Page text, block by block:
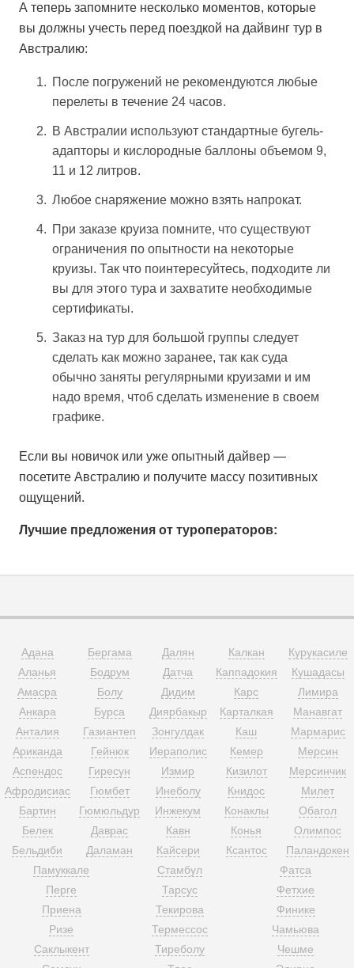
А теперь запомните несколько моментов, которые
вы должны учесть перед поездкой на дайвинг тур в
Австралию:
После погружений не рекомендуются любые
перелеты в течение 24 часов.
В Австралии используют стандартные бугель-
адапторы и кислородные баллоны объемом 9,
11 и 12 литров.
Любое снаряжение можно взять напрокат.
При заказе круиза помните, что существуют
ограничения по опытности на некоторые
круизы. Так что поинтересуйтесь, подходите ли
вы для этого тура и захватите необходимые
сертификаты.
Заказ на тур для большой группы следует
сделать как можно заранее, так как суда
обычно заняты регулярными круизами и им
надо время, чтоб сделать изменение в своем
графике.
Если вы новичок или уже опытный дайвер —
посетите Австралию и получите массу позитивных
ощущений.
Лучшие предложения от туроператоров:
Адана
Аланья
Амасра
Анкара
Анталия
Ариканда
Аспендос
Афродисиас
Бартин
Белек
Бельдиби
Бергама
Бодрум
Болу
Бурса
Газиантеп
Гейнюк
Гиресун
Гюмбет
Гюмюльдур
Даврас
Даламан
Далян
Датча
Дидим
Диярбакыр
Зонгулдак
Иераполис
Измир
Инеболу
Инжекум
Кавн
Кайсери
Калкан
Каппадокия
Карс
Карталкая
Каш
Кемер
Кизилот
Книдос
Конаклы
Конья
Ксантос
Курукасиле
Кушадасы
Лимира
Манавгат
Мармарис
Мерсин
Мерсинчик
Милет
Обагол
Олимпос
Паландокен
Памуккале
Перге
Приена
Ризе
Саклыкент
Стамбул
Тарсус
Текирова
Термессос
Тиреболу
Фатса
Фетхие
Финике
Чамьюва
Чешме